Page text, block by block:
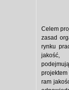
Celem
zasad
rynku
jakość,
ram